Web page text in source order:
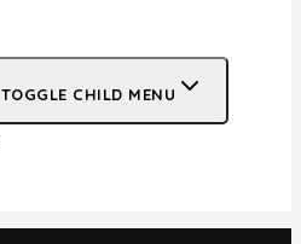
TOGGLE CHILD MENU